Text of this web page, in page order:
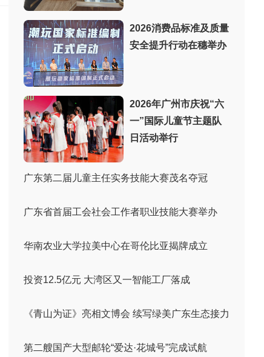
2026消费品标准及质量
安全提升行动在穗举办
2026年广州市庆祝“六
一”国际儿童节主题队
日活动举行
广东第二届儿童主任实务技能大赛茂名夺冠
广东省首届工会社会工作者职业技能大赛举办
华南农业大学拉美中心在哥伦比亚揭牌成立
投资12.5亿元 大湾区又一智能工厂落成
《青山为证》亮相文博会 续写绿美广东生态接力
第二艘国产大型邮轮“爱达·花城号”完成试航